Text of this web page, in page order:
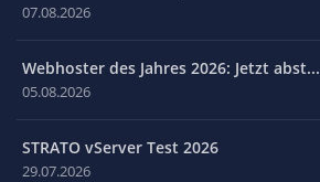
07.08.2026
Webhoster des Jahres 2026: Jetzt abst...
05.08.2026
STRATO vServer Test 2026
29.07.2026